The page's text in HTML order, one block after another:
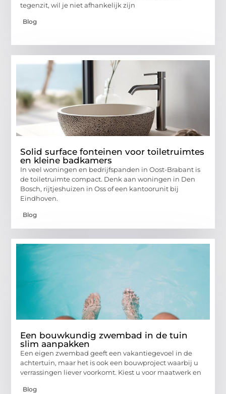
tegenzit, wil je niet afhankelijk zijn
Blog
Solid surface fonteinen voor toiletruimtes
en kleine badkamers
In veel woningen en bedrijfspanden in Oost-Brabant is
de toiletruimte compact. Denk aan woningen in Den
Bosch, rijtjeshuizen in Oss of een kantoorunit bij
Eindhoven.
Blog
Een bouwkundig zwembad in de tuin
slim aanpakken
Een eigen zwembad geeft een vakantiegevoel in de
achtertuin, maar het is ook een bouwproject waarbij u
verrassingen liever voorkomt. Kiest u voor maatwerk en
Blog